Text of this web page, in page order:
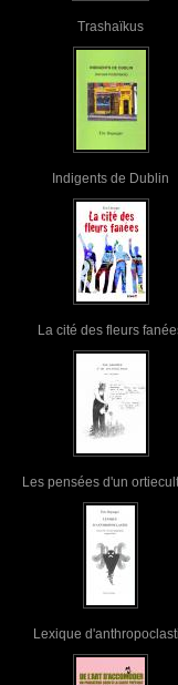
Trashaïkus
Indigents de Dublin
La cité des fleurs
Les pensées d'un
Lexique